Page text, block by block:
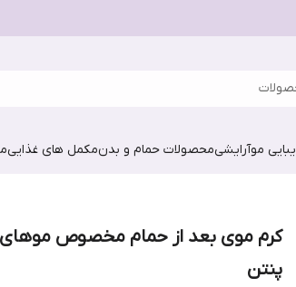
موآرایشیمحصولات حمام و بدنمکمل های غذایی
کرم موی بعد از حمام مخصوص موهای
پنتن